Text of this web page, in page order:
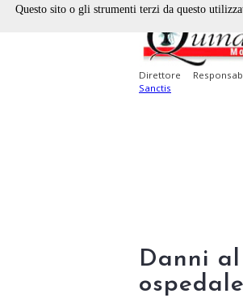
Direttore
Sanctis
Danni
ospedale
Questo sito o gli strumenti terzi da questo